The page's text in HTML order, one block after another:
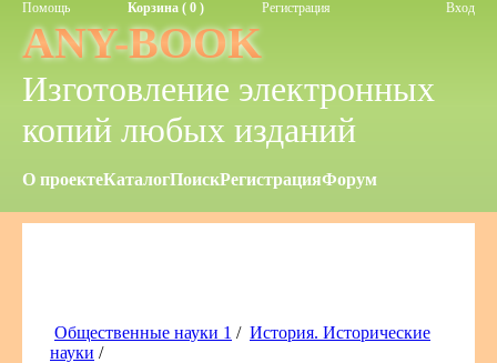
Помощь Корзина ( 0 ) Регистрация Вход
ANY-BOOK
Изготовление электронных
копий любых изданий
О проектеКаталогПоискРегистрацияФорум
Общественные науки 1 / История. Исторические
науки /